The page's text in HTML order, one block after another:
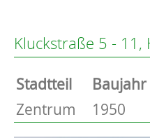
Heikendorf
Kronshagen
Kiel
Schwentinental
Preetz
Kluckstraße 5 - 11,
Stammdaten
Basisdaten zur
Stadtteil Baujahr
Zentrum
1950